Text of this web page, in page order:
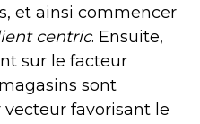
et ainsi commencer
centric. Ensuite,
sur le facteur
sont
favorisant le